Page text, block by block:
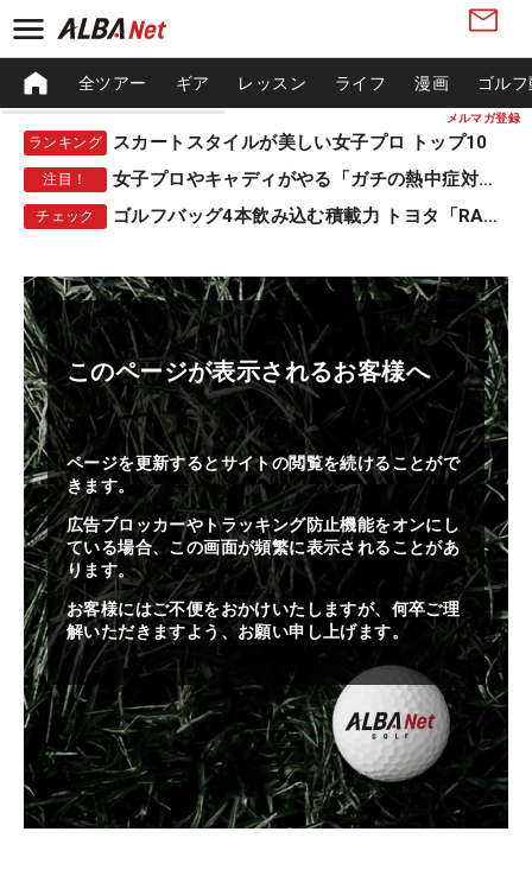
メルマガ登録
全ツアー ギア レッスン ライフ 漫画 ゴル
ランキング スカートスタイルが美しい女子プロ トップ10
注目！ 女子プロやキャディがやる「ガチの熱中症対策」
チェック ゴルフバッグ4本飲み込む積載力 トヨタ「RAV4」
このページが表示されるお客様へ
ページを更新するとサイトの閲覧を続けることがで
きます。
広告ブロッカーやトラッキング防止機能をオンにし
ている場合、この画面が頻繁に表示されることがあ
ります。
お客様にはご不便をおかけいたしますが、何卒ご理
解いただきますよう、お願い申し上げます。